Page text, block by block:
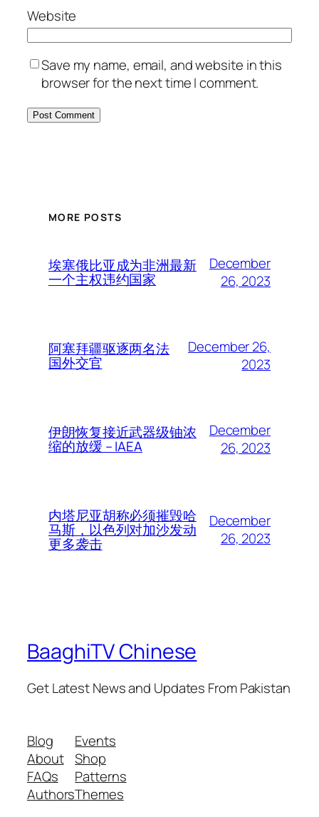
Website
Save my name, email, and website in this
browser for the next time I comment.
MORE POSTS
埃塞俄比亚成为非洲最新
一个主权违约国家
December
26, 2023
阿塞拜疆驱逐两名法
国外交官
December 26,
2023
伊朗恢复接近武器级铀浓
缩的放缓 – IAEA
December
26, 2023
内塔尼亚胡称必须摧毁哈
马斯，以色列对加沙发动
更多袭击
December
26, 2023
BaaghiTV Chinese
Get Latest News and Updates From Pakistan
Blog
About
FAQs
Authors
Events
Shop
Patterns
Themes